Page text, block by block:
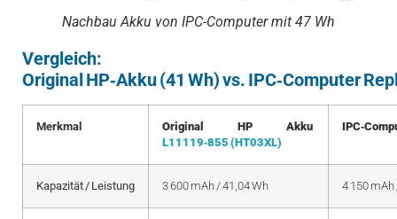
Nachbau Akku von IPC-Computer mit 47 Wh
Vergleich:
Original HP‑Akku (41 Wh) vs. IPC‑Computer
Merkmal
Original HP Akku
L11119‑855 (HT03XL)
Kapazität / Leistung 3 600 mAh / 41,04 Wh 4 150 mAh